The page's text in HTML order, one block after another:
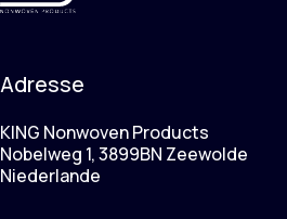
Adresse
KING Nonwoven Products
Nobelweg 1, 3899BN Zeewolde
Niederlande